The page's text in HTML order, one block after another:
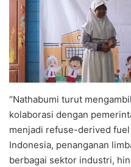
“Nathabumi turut
kolaborasi dengan
menjadi refuse-derived
Indonesia, penanganan
berbagai sektor industri,